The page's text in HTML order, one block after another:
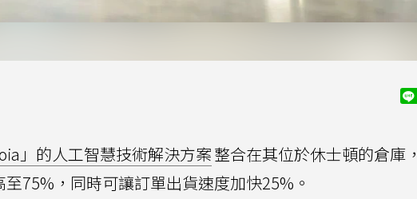
」的人工智慧技術解決方案整合在其位於休士頓的倉庫
75%，同時可讓訂單出貨速度加快25%。